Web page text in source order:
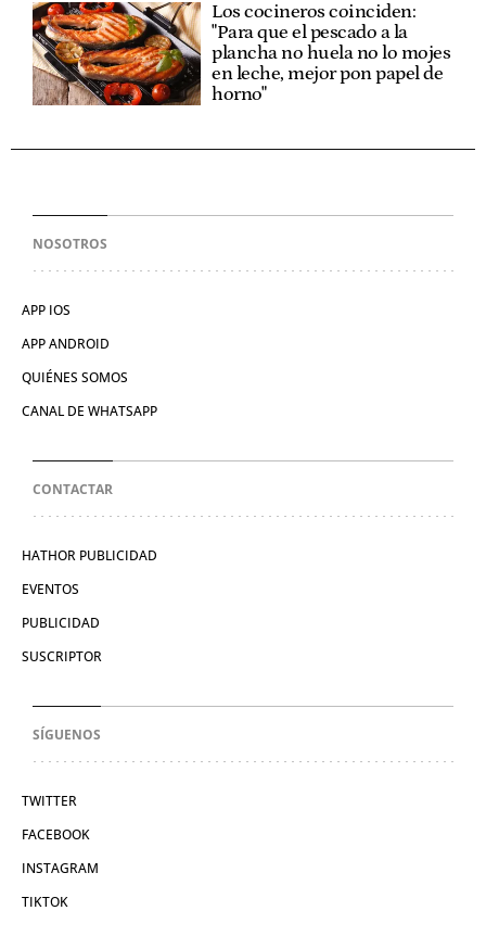
Los cocineros coinciden:
"Para que el pescado a la
plancha no huela no lo mojes
en leche, mejor pon papel de
horno"
NOSOTROS
APP IOS
APP ANDROID
QUIÉNES SOMOS
CANAL DE WHATSAPP
CONTACTAR
HATHOR PUBLICIDAD
EVENTOS
PUBLICIDAD
SUSCRIPTOR
SÍGUENOS
TWITTER
FACEBOOK
INSTAGRAM
TIKTOK